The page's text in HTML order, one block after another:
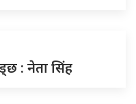
: नेता सिंह